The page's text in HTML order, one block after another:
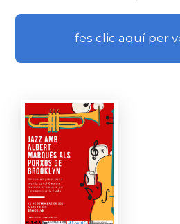
fes clic aquí per